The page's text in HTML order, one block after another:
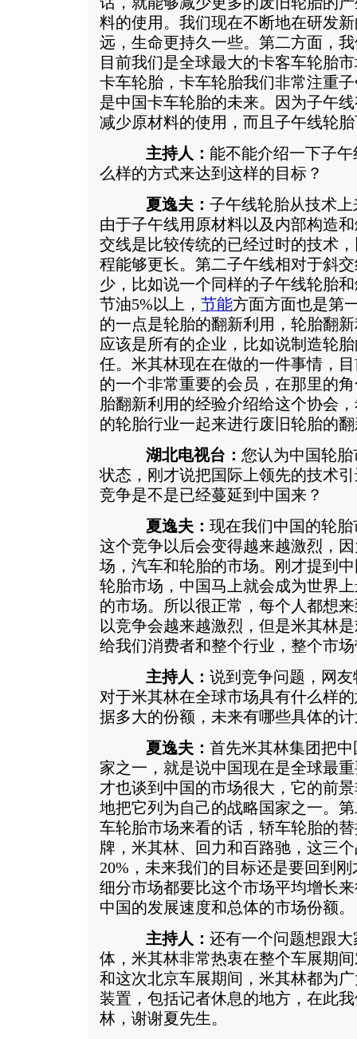
料的使用。我们现在不断地在研发
远，生命更持久一些。第二方面，
目前我们是全球最大的卡客车轮胎
卡车轮胎，卡车轮胎我们非常注重
是中国卡车轮胎的未来。因为子午
减少原材料的使用，而且子午线轮
主持人： 能不能介绍一下子
么样的方式来达到这样的目标？
夏逸夫： 子午线轮胎从技术
由于子午线用原材料以及内部构造
交线是比较传统的已经过时的技术
程能够更长。第二子午线相对于斜
少，比如说一个同样的子午线轮胎
节油5%以上， 节能方面方面也是第
的一点是轮胎的翻新利用，轮胎翻
应该是所有的企业，比如说制造轮
任。米其林现在在做的一件事情，
的一个非常重要的会员，在那里的
胎翻新利用的经验介绍给这个协会
的轮胎行业一起来进行废旧轮胎的
湖北电视台： 您认为中国轮
状态，刚才说把国际上领先的技术
竞争是不是已经蔓延到中国来？
夏逸夫： 现在我们中国的轮
这个竞争以后会变得越来越激烈，
场，汽车和轮胎的市场。刚才提到
轮胎市场，中国马上就会成为世界
的市场。所以很正常，每个人都想
以竞争会越来越激烈，但是米其林
给我们消费者和整个行业，整个市
主持人： 说到竞争问题，网
对于米其林在全球市场具有什么样
据多大的份额，未来有哪些具体的
夏逸夫： 首先米其林集团把
家之一，就是说中国现在是全球最
才也谈到中国的市场很大，它的前
地把它列为自己的战略国家之一。
车轮胎市场来看的话，轿车轮胎的
牌，米其林、回力和百路驰，这三
20%，未来我们的目标还是要回到
细分市场都要比这个市场平均增长
中国的发展速度和总体的市场份额。
主持人： 还有一个问题想跟
体，米其林非常热衷在整个车展期
和这次北京车展期间，米其林都为
装置，包括记者休息的地方，在此
林，谢谢夏先生。